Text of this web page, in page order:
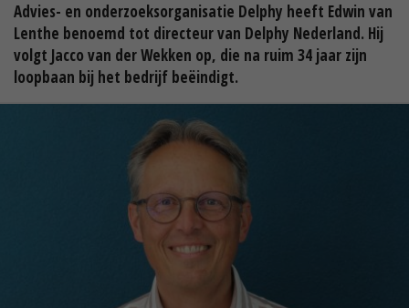
Advies- en onderzoeksorganisatie Delphy heeft Edwin van
Lenthe benoemd tot directeur van Delphy Nederland. Hij
volgt Jacco van der Wekken op, die na ruim 34 jaar zijn
loopbaan bij het bedrijf beëindigt.